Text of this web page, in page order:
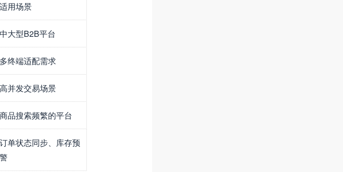
适用场景
中大型B2B平台
多终端适配需求
高并发交易场景
商品搜索频繁的平台
订单状态同步、库存预
警